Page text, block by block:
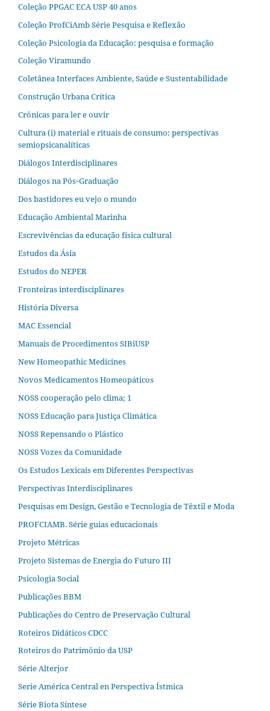
Coleção PPGAC ECA USP 40 anos
Coleção ProfCiAmb Série Pesquisa e Reflexão
Coleção Psicologia da Educação: pesquisa e formação
Coleção Viramundo
Coletânea Interfaces Ambiente, Saúde e Sustentabilidade
Construção Urbana Crítica
Crônicas para ler e ouvir
Cultura (i) material e rituais de consumo: perspectivas
semiopsicanalíticas
Diálogos Interdisciplinares
Diálogos na Pós‐Graduação
Dos bastidores eu vejo o mundo
Educação Ambiental Marinha
Escrevivências da educação física cultural
Estudos da Ásia​
Estudos do NEPER
Fronteiras interdisciplinares
História Diversa
MAC Essencial
Manuais de Procedimentos SIBiUSP
New Homeopathic Medicines
Novos Medicamentos Homeopáticos
NOSS cooperação pelo clima; 1
NOSS Educação para Justiça Climática
NOSS Repensando o Plástico
NOSS Vozes da Comunidade
Os Estudos Lexicais em Diferentes Perspectivas
Perspectivas Interdisciplinares
Pesquisas em Design, Gestão e Tecnologia de Têxtil e Moda
PROFCIAMB. Série guias educacionais
Projeto Métricas
Projeto Sistemas de Energia do Futuro III
Psicologia Social
Publicações BBM
Publicações do Centro de Preservação Cultural
Roteiros Didáticos CDCC
Roteiros do Patrimônio da USP
Série Alterjor
Serie América Central en Perspectiva Ístmica
Série Biota Síntese